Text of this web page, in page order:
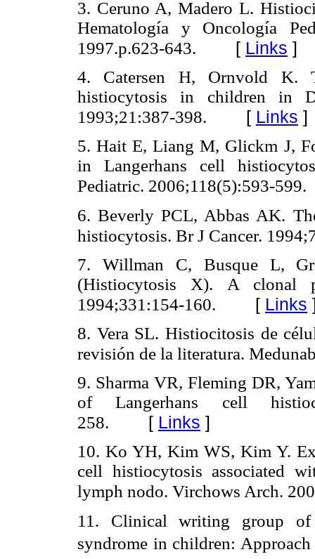
3. Ceruno A, Madero L.
Hematología y Oncología
1997.p.623-643. [ Links ]
4. Catersen H, Ornvold K.
histiocytosis in children in
1993;21:387-398. [ Links ]
5. Hait E, Liang M, Glickm J,
in Langerhans cell
Pediatric. 2006;118(5):593-599.
6. Beverly PCL, Abbas AK.
histiocytosis. Br J Cancer.
7. Willman C, Busque L,
(Histiocytosis X). A clonal
1994;331:154-160. [ Links
8. Vera SL. Histiocitosis de
revisión de la literatura.
9. Sharma VR, Fleming DR,
of Langerhans cell
258. [ Links ]
10. Ko YH, Kim WS, Kim Y.
cell histiocytosis associated
lymph nodo. Virchows Arch.
11. Clinical writing group of
syndrome in children: